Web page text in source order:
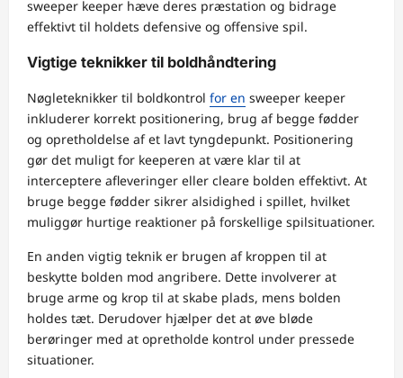
sweeper keeper hæve deres præstation og bidrage
effektivt til holdets defensive og offensive spil.
Vigtige teknikker til boldhåndtering
Nøgleteknikker til boldkontrol for en sweeper keeper
inkluderer korrekt positionering, brug af begge fødder
og opretholdelse af et lavt tyngdepunkt. Positionering
gør det muligt for keeperen at være klar til at
interceptere afleveringer eller cleare bolden effektivt. At
bruge begge fødder sikrer alsidighed i spillet, hvilket
muliggør hurtige reaktioner på forskellige spilsituationer.
En anden vigtig teknik er brugen af kroppen til at
beskytte bolden mod angribere. Dette involverer at
bruge arme og krop til at skabe plads, mens bolden
holdes tæt. Derudover hjælper det at øve bløde
berøringer med at opretholde kontrol under pressede
situationer.